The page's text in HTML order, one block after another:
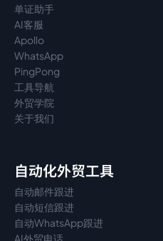
单证助手
AI客服
Apollo
WhatsApp
PingPong
工具导航
外贸学院
关于我们
自动化外贸工具
自动邮件跟进
自动短信跟进
自动WhatsApp跟进
AI外贸电话